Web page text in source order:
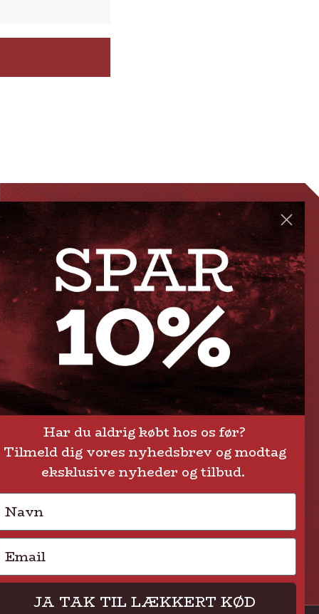
GENVEJE
Handelsbetingelser
FAQ
Levering eller afhentning
Om Steak-out.dk
Persondatapolitik
Har du aldrig købt hos os før?
Tilmeld dig vores nyhedsbrev og modtag
eksklusive nyheder og tilbud.
JA TAK TIL LÆKKERT KØD